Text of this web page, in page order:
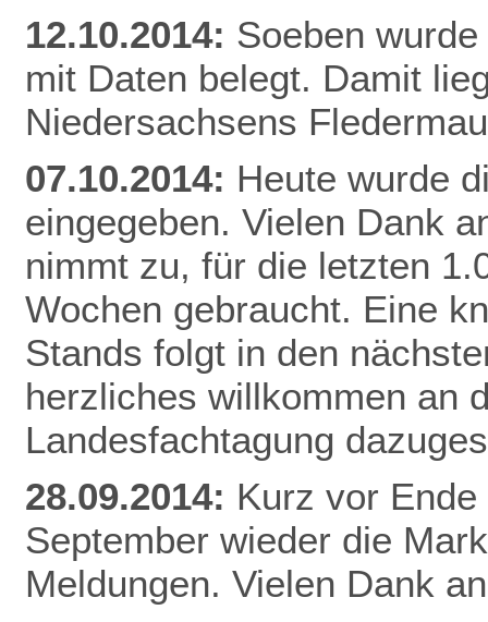
12.10.2014: Soeben
mit Daten belegt. Damit
Niedersachsens
07.10.2014: Heute wurde
eingegeben. Vielen Dank
nimmt zu, für die letzten
Wochen gebraucht. Eine
Stands folgt in den
herzliches willkommen an
Landesfachtagung
28.09.2014: Kurz vor
September wieder die
Meldungen. Vielen Dank